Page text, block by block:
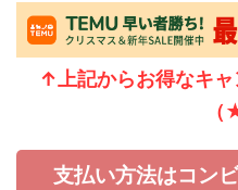
↑上記からお得なキャ
支払い方法はコン